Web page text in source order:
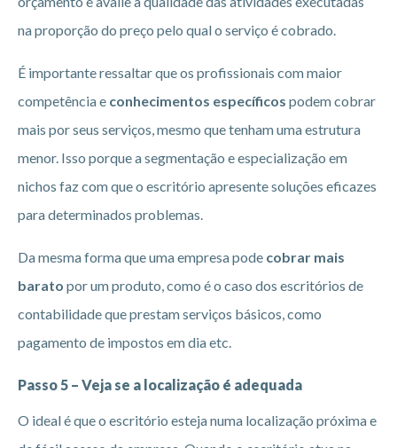
na proporção do preço pelo qual o serviço é cobrado.
É importante ressaltar que os profissionais com maior
competência e conhecimentos específicos podem cobrar
mais por seus serviços, mesmo que tenham uma estrutura
menor. Isso porque a segmentação e especialização em
nichos faz com que o escritório apresente soluções eficazes
para determinados problemas.
Da mesma forma que uma empresa pode cobrar mais
barato por um produto, como é o caso dos escritórios de
contabilidade que prestam serviços básicos, como
pagamento de impostos em dia etc.
Passo 5 – Veja se a localização é adequada
O ideal é que o escritório esteja numa localização próxima e